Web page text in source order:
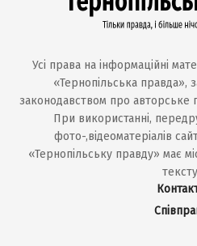
Усі права на інформаційні
«Тернопільська правда»,
законодавством про авторське
При використанні,
фото-,відеоматеріалів
«Тернопільську правду» має